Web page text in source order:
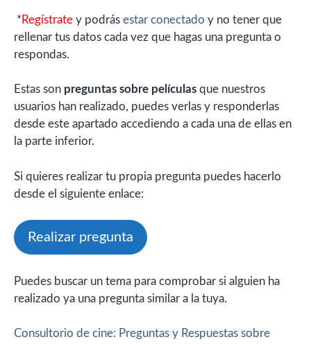
* Regístrate y podrás estar conectado y no tener que
rellenar tus datos cada vez que hagas una pregunta o
respondas.
Estas son preguntas sobre películas que nuestros
usuarios han realizado, puedes verlas y responderlas
desde este apartado accediendo a cada una de ellas en
la parte inferior.
Si quieres realizar tu propia pregunta puedes hacerlo
desde el siguiente enlace:
Realizar pregunta
Puedes buscar un tema para comprobar si alguien ha
realizado ya una pregunta similar a la tuya.
Consultorio de cine: Preguntas y Respuestas sobre